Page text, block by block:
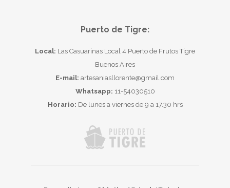
Puerto de Tigre:
Local: Las Casuarinas Local 4 Puerto de Frutos Tigre
Buenos Aires
E-mail: artesaniasllorente@gmail.com
Whatsapp: 11-54030510
Horario: De lunes a viernes de 9 a 17.30 hrs